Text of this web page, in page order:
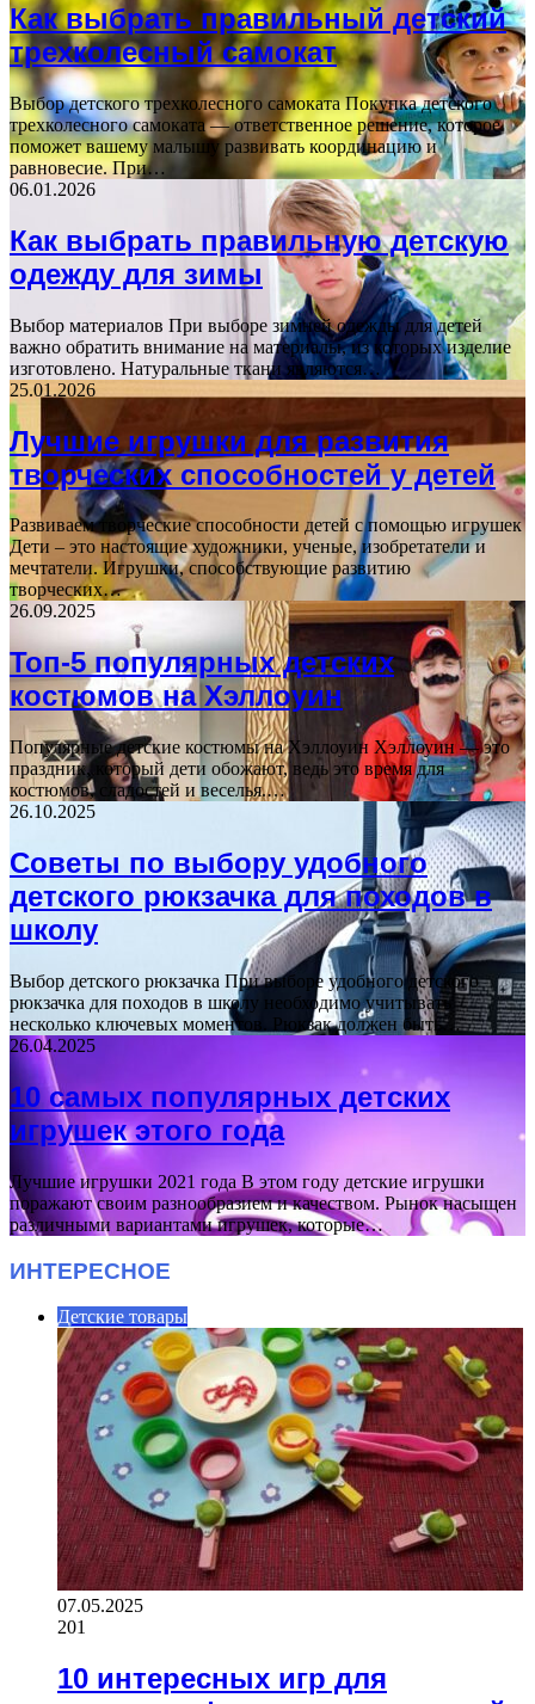
Как выбрать правильный детский
трехколесный самокат
Выбор детского трехколесного самоката Покупка детского
трехколесного самоката — ответственное решение, которое
поможет вашему малышу развивать координацию и
равновесие. При…
06.01.2026
Как выбрать правильную детскую
одежду для зимы
Выбор материалов При выборе зимней одежды для детей
важно обратить внимание на материалы, из которых изделие
изготовлено. Натуральные ткани являются…
25.01.2026
Лучшие игрушки для развития
творческих способностей у детей
Развиваем творческие способности детей с помощью игрушек
Дети – это настоящие художники, ученые, изобретатели и
мечтатели. Игрушки, способствующие развитию
творческих…
26.09.2025
Топ-5 популярных детских
костюмов на Хэллоуин
Популярные детские костюмы на Хэллоуин Хэллоуин — это
праздник, который дети обожают, ведь это время для
костюмов, сладостей и веселья.…
26.10.2025
Советы по выбору удобного
детского рюкзачка для походов в
школу
Выбор детского рюкзачка При выборе удобного детского
рюкзачка для походов в школу необходимо учитывать
несколько ключевых моментов. Рюкзак должен быть…
26.04.2025
10 самых популярных детских
игрушек этого года
Лучшие игрушки 2021 года В этом году детские игрушки
поражают своим разнообразием и качеством. Рынок насыщен
различными вариантами игрушек, которые…
ИНТЕРЕСНОЕ
Детские товары
07.05.2025
201
10 интересных игр для